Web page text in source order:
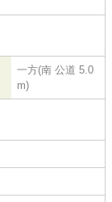
一方(南 公道 5.0
m)